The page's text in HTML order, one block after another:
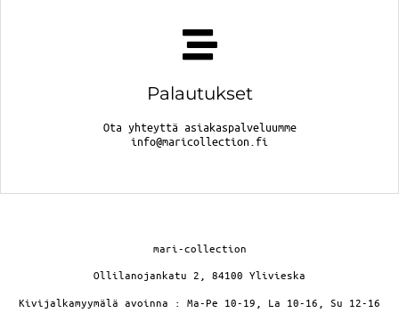
Palautukset
Ota yhteyttä asiakaspalveluumme
info@maricollection.fi
mari-collection
Ollilanojankatu 2, 84100 Ylivieska
Kivijalkamyymälä avoinna : Ma-Pe 10-19, La 10-16, Su 12-16